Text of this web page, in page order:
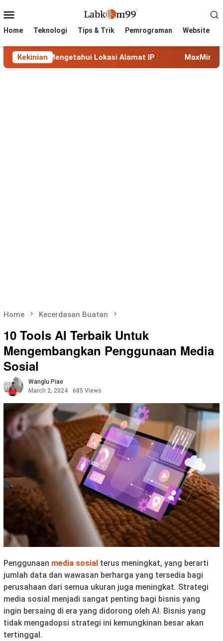
to
Menu
Home Teknologi Tips & Trik Pemrograman Website
Kekinian
Lokasi Alamat IP MaxMind GeoLite:
Home Kecerdasan Buatan
10 Tools AI Terbaik Untuk
Mengembangkan Penggunaan Media
Sosial
Wanglu Piao
March 2, 2024
685 Views
Penggunaan media sosial terus meningkat, yang berarti
jumlah data dan wawasan berharga yang tersedia bagi
perusahaan dari semua ukuran juga meningkat. Strategi
media sosial menjadi sangat penting bagi bisnis yang
ingin bersaing di era yang didorong oleh AI. Bisnis yang
tidak mengadopsi strategi ini kemungkinan besar akan
tertinggal.